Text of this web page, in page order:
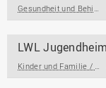
Gesundheit und Behinderung
LWL
Kinder und Familie / Jugendarbeit / Jugendsozialarbeit